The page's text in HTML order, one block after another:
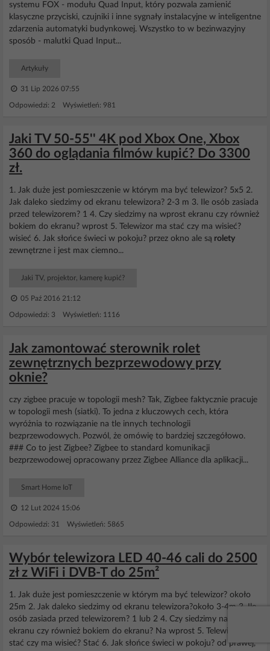
systemu FOX - modułu Quad Input, który pozwala zamienić
klasyczne przyciski, czujniki i inne sygnały instalacyjne w inteligentne
zdarzenia automatyki budynkowej. Wszystko to w bezinwazyjny
sposób - malutki Quad Input...
Artykuły
31 Lip 2026 07:55
Odpowiedzi: 2 Wyświetleń: 981
Jaki TV 50-55'' 4K pod Xbox One, Xbox
360 do oglądania filmów kupić? Do 3300
zł.
1. Jak duże jest pomieszczenie w którym ma być telewizor? 5x5 2.
Jak daleko siedzimy od ekranu telewizora? 2-3 m 3. Ile osób zasiada
przed telewizorem? 1 4. Czy siedzimy na wprost ekranu czy również
bokiem do ekranu? wprost 5. Telewizor ma stać czy ma wisieć?
wisieć 6. Jak słońce świeci w pokoju? przez okno ale są rolety
zewnętrzne i jest max ciemno...
Jaki TV, projektor, kamerę kupić?
05 Paź 2016 21:12
Odpowiedzi: 3 Wyświetleń: 1116
Jak zamontować sterownik rolet
zewnętrznych bezprzewodowy przy
oknie?
czy zigbee pracuje w topologii mesh? Tak, Zigbee faktycznie pracuje
w topologii mesh (siatki). To jedna z kluczowych cech, która
wyróżnia to rozwiązanie na tle innych technologii
bezprzewodowych. Pozwól, że omówię to bardziej szczegółowo.
### Co to jest Zigbee? Zigbee to standard komunikacji
bezprzewodowej opracowany przez Zigbee Alliance dla aplikacji...
Smart Home IoT
12 Lut 2024 15:06
Odpowiedzi: 31 Wyświetleń: 5865
Wybór telewizora LED 40-46 cali do 2500
zł z WiFi i DVB-T do 25m²
1. Jak duże jest pomieszczenie w którym ma być telewizor? około
25m 2. Jak daleko siedzimy od ekranu telewizora?około 3-4m 3. Ile
osób zasiada przed telewizorem? 1 lub 2 4. Czy siedzimy na wprost
ekranu czy również bokiem do ekranu? Na wprost 5. Telewizor ma
stać czy ma wisieć? Stać 6. Jak słońce świeci w pokoju? od prawej,